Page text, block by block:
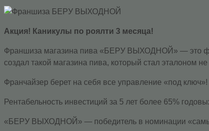
Акция! Каникулы по роялти 3 месяца!
Франшиза магазина пива «БЕРУ ВЫХОДНОЙ» — это
создал такой магазина пива, который стал эталоном
Франчайзер берет на себя все управление «под
Рентабельность инвестиций за 5 лет более 65%
«БЕРУ ВЫХОДНОЙ» — победитель в номинации